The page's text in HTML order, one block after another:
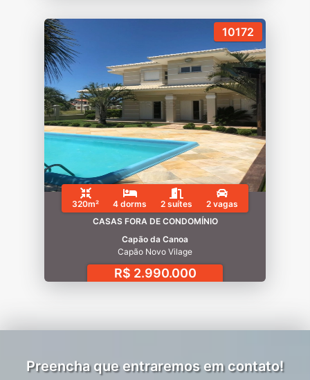
10172
320m² 4 dorms 2 suítes
2 vagas
CASAS FORA DE CONDOMÍNIO
Capão da Canoa
Capão Novo Vilage
R$ 2.990.000
Preencha que entraremos em contato!